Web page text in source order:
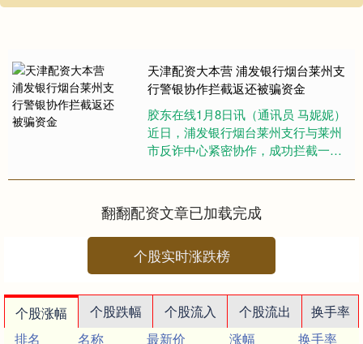
天津配资大本营 浦发银行烟台莱州支
行警银协作拦截返还被骗资金
胶东在线1月8日讯（通讯员 马妮妮）
近日，浦发银行烟台莱州支行与莱州
市反诈中心紧密协作，成功拦截一
配资大本营，及时为受害群众....
翻翻配资文章已加载完成
个股实时涨跌榜
个股涨幅 个股跌幅 个股流入 个股流出
换手率
排名
名称 最新价 涨幅
换手率